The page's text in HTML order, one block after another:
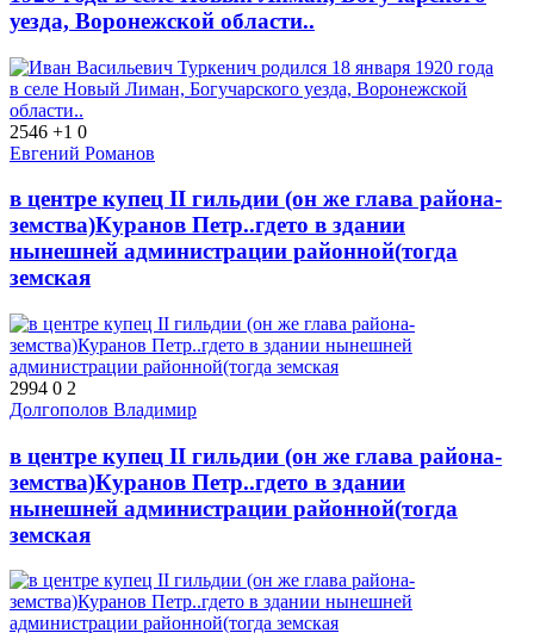
уезда, Воронежской области..
2546 +1 0
Евгений Романов
в центре купец II гильдии (он же глава района-
земства)Куранов Петр..гдето в здании
нынешней администрации районной(тогда
земская
2994 0 2
Долгополов Владимир
в центре купец II гильдии (он же глава района-
земства)Куранов Петр..гдето в здании
нынешней администрации районной(тогда
земская